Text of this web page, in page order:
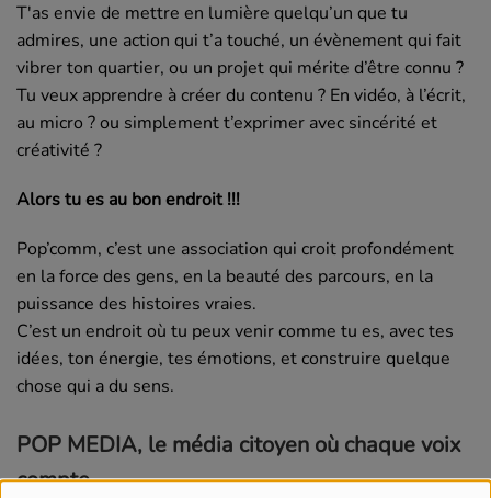
T'as envie de mettre en lumière quelqu’un que tu
admires, une action qui t’a touché, un évènement qui fait
vibrer ton quartier, ou un projet qui mérite d’être connu ?
Tu veux apprendre à créer du contenu ? En vidéo, à l’écrit,
au micro ? ou simplement t’exprimer avec sincérité et
créativité ?
Alors tu es au bon endroit !!!
Pop’comm, c’est une association qui croit profondément
en la force des gens, en la beauté des parcours, en la
puissance des histoires vraies.
C’est un endroit où tu peux venir comme tu es, avec tes
idées, ton énergie, tes émotions, et construire quelque
chose qui a du sens.
POP MEDIA, le média citoyen où chaque voix
compte